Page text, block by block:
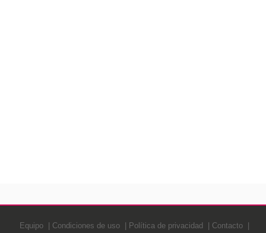
Equipo Condiciones de uso Política de privacidad Contacto